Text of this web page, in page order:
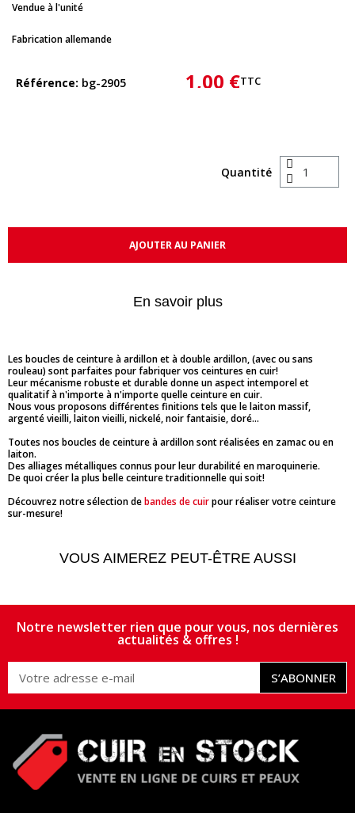
Vendue à l'unité
Fabrication allemande
Référence bg-2905 1,00 €TTC
Quantité
AJOUTER AU PANIER
En savoir plus
Les boucles de ceinture à ardillon et à double ardillon, (avec ou sans
rouleau) sont parfaites pour fabriquer vos ceintures en cuir!
Leur mécanisme robuste et durable donne un aspect intemporel et
qualitatif à n'importe à n'importe quelle ceinture en cuir.
Nous vous proposons différentes finitions tels que le laiton massif,
argenté vieilli, laiton vieilli, nickelé, noir fantaisie, doré...
Toutes nos boucles de ceinture à ardillon sont réalisées en zamac ou en
laiton.
Des alliages métalliques connus pour leur durabilité en maroquinerie.
De quoi créer la plus belle ceinture traditionnelle qui soit!
Découvrez notre sélection debandes de cuirpour réaliser votre ceinture
sur-mesure!
VOUS AIMEREZ PEUT-ÊTRE AUSSI
Notre newsletter rien que pour vous, nos dernières
actualités & offres !
S’ABONNER